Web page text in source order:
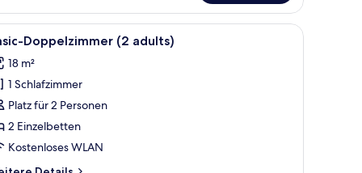
und einem Tisch. Ein Hotelzimmer mit einem großen Bett,
5 Doppelzimmer (2 adults)
18 m²
1 Schlafzimmer
Platz für 2 Personen
2 Einzelbetten
Kostenloses WLAN